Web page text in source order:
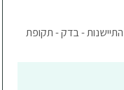
התיישנות - בדק - תקופת